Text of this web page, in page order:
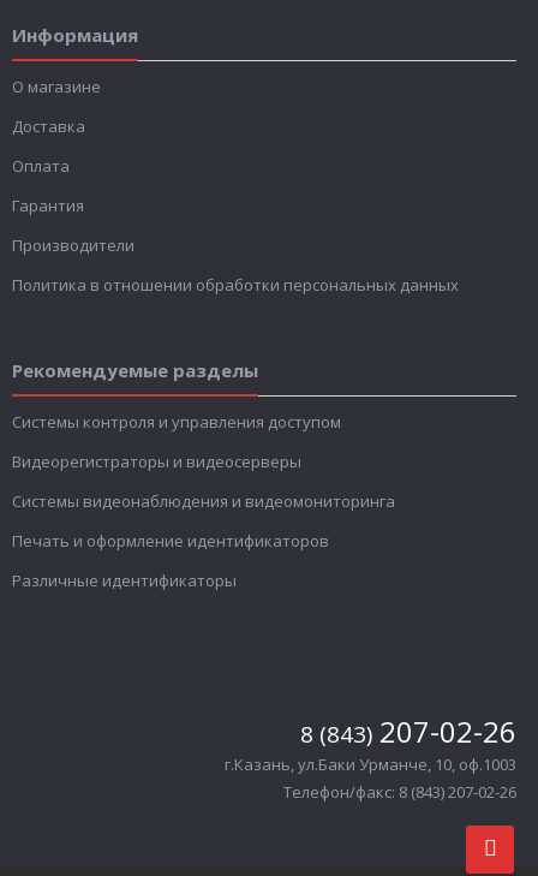
Информация
О магазине
Доставка
Оплата
Гарантия
Производители
Политика в отношении обработки персональных данных
Рекомендуемые разделы
Системы контроля и управления доступом
Видеорегистраторы и видеосерверы
Системы видеонаблюдения и видеомониторинга
Печать и оформление идентификаторов
Различные идентификаторы
8 (843) 207-02-26
г.Казань, ул.Баки Урманче, 10, оф.1003
Телефон/факс: 8 (843) 207-02-26